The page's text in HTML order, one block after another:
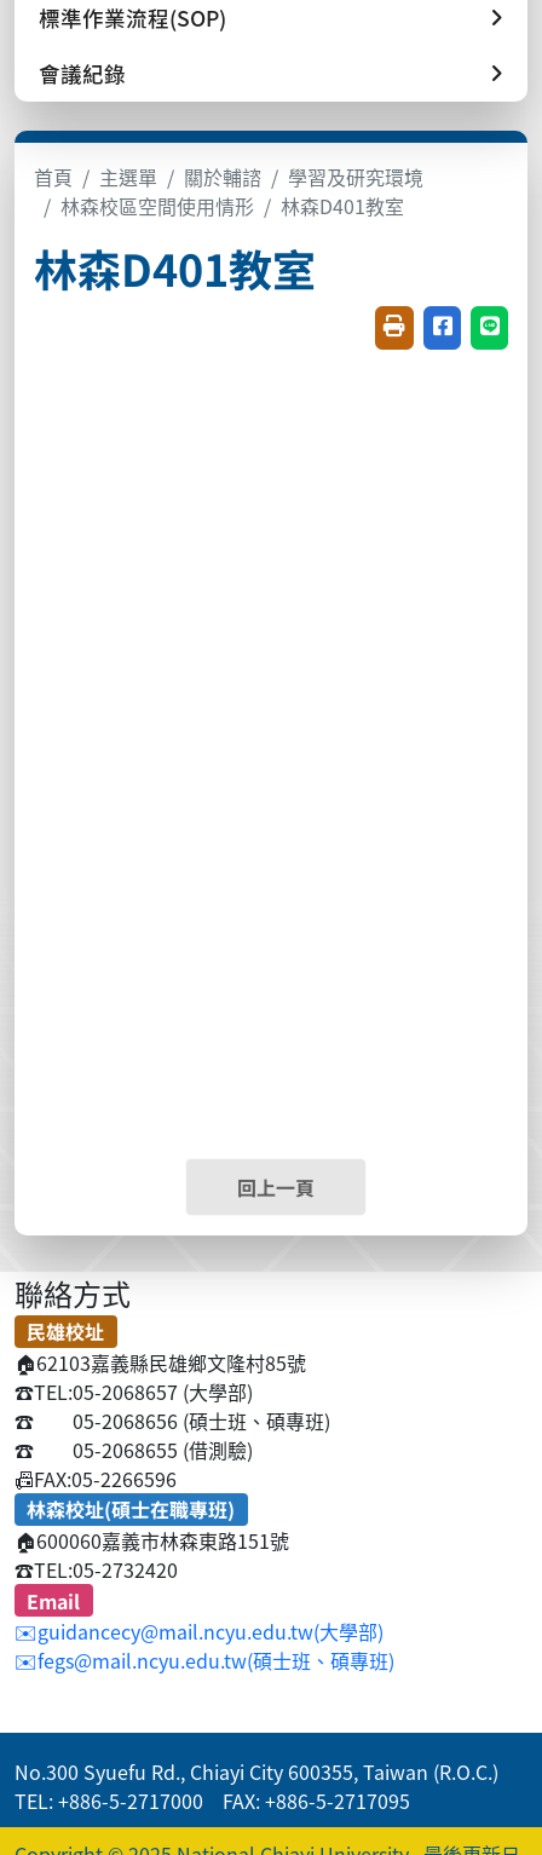
標準作業流程(SOP)
會議紀錄
首頁 主選單 關於輔諮
學習及研究環境
林森校區空間使用情形
林森D401教室
林森D401教室
友善列印(開新視
分享至臉書
分享
回上一頁
聯絡方式
民雄校址
🏠62103嘉義縣民雄鄉文隆村85號
☎️TEL:05-2068657 (大學部)
☎️ 05-2068656 (碩士班、碩專班)
☎️ 05-2068655 (借測驗)
📠FAX:05-2266596
林森校址(碩士在職專班)
🏠600060嘉義市林森東路151號
☎️TEL:05-2732420
Email
✉️guidancecy@mail.ncyu.edu.tw(大學部)
✉️fegs@mail.ncyu.edu.tw(碩士班、碩專班)
No.300 Syuefu Rd., Chiayi City 600355, Taiwan (R.O.C.)
TEL: +886-5-2717000 FAX: +886-5-2717095